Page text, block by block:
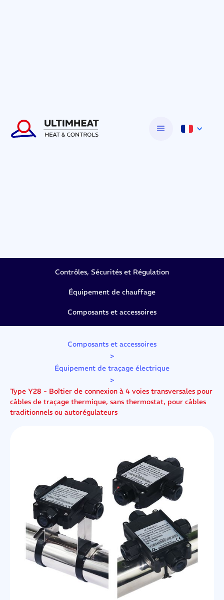
Contrôles, Sécurités et Régulation
Équipement de chauffage
Composants et accessoires
Composants et accessoires
>
Équipement de traçage électrique
>
Type Y28 - Boîtier de connexion à 4 voies transversales pour
câbles de traçage thermique, sans thermostat, pour câbles
traditionnels ou autorégulateurs